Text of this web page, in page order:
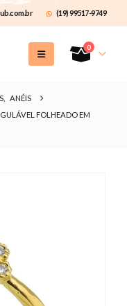
(19) 99517-9749
0
ANÉIS
FOLHEADO EM